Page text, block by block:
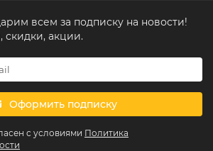
всем за подписку на новости!
скидки, акции.
Оформить подписку
с условиями Политика